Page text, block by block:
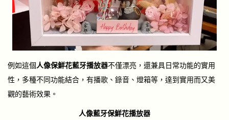
例如這個人像保鮮花藍牙播放器不僅漂亮，還兼具日常功能的實用
性，多種不同功能結合，有播歌、錄音、燈箱等，達到實用而又美
觀的藝術效果。
人像藍牙保鮮花播放器